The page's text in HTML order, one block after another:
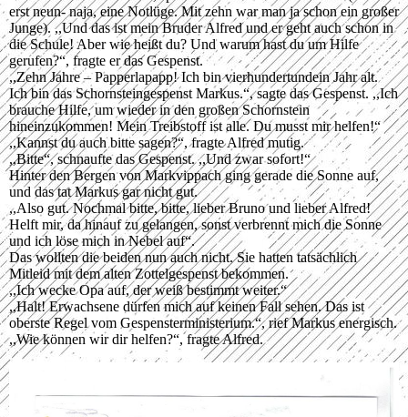
erst neun- naja, eine Notlüge. Mit zehn war man ja schon ein großer
Junge). ,,Und das ist mein Bruder Alfred und er geht auch schon in
die Schule! Aber wie heißt du? Und warum hast du um Hilfe
gerufen?“, fragte er das Gespenst.
,,Zehn Jahre – Papperlapapp! Ich bin vierhundertundein Jahr alt.
Ich bin das Schornsteingespenst Markus.“, sagte das Gespenst. ,,Ich
brauche Hilfe, um wieder in den großen Schornstein
hineinzukommen! Mein Treibstoff ist alle. Du musst mir helfen!“
,,Kannst du auch bitte sagen?“, fragte Alfred mutig.
,,Bitte“, schnaufte das Gespenst. ,,Und zwar sofort!“
Hinter den Bergen von Markvippach ging gerade die Sonne auf,
und das tat Markus gar nicht gut.
,,Also gut. Nochmal bitte, bitte, lieber Bruno und lieber Alfred!
Helft mir, da hinauf zu gelangen, sonst verbrennt mich die Sonne
und ich löse mich in Nebel auf“.
Das wollten die beiden nun auch nicht. Sie hatten tatsächlich
Mitleid mit dem alten Zottelgespenst bekommen.
,,Ich wecke Opa auf, der weiß bestimmt weiter.“
,,Halt! Erwachsene dürfen mich auf keinen Fall sehen. Das ist
oberste Regel vom Gespensterministerium.“, rief Markus energisch.
,,Wie können wir dir helfen?“, fragte Alfred.